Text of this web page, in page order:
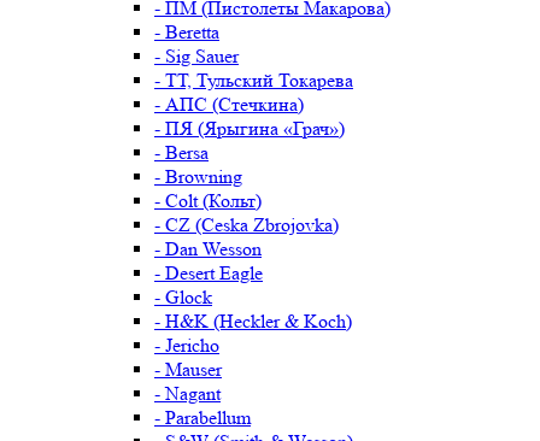
- ПМ (Пистолеты Макарова)
- Beretta
- Sig Sauer
- ТТ, Тульский Токарева
- АПС (Стечкина)
- ПЯ (Ярыгина «Грач»)
- Bersa
- Browning
- Colt (Кольт)
- CZ (Ceska Zbrojovka)
- Dan Wesson
- Desert Eagle
- Glock
- H&K (Heckler & Koch)
- Jericho
- Mauser
- Nagant
- Parabellum